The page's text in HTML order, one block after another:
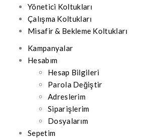
Yönetici Koltukları
Çalışma Koltukları
Misafir & Bekleme Koltukları
Kampanyalar
Hesabım
Hesap Bilgileri
Parola Değiştir
Adreslerim
Siparişlerim
Dosyalarım
Sepetim